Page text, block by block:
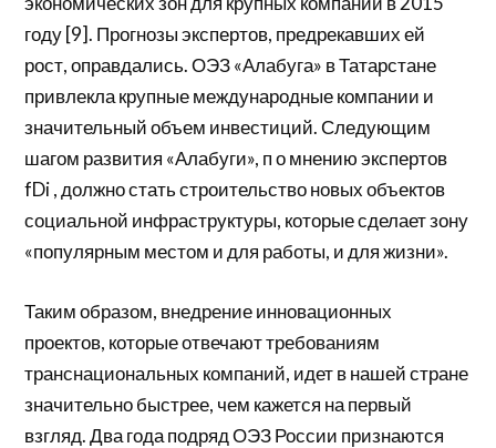
году [9]. Прогнозы экспертов, предрекавших ей
рост, оправдались. ОЭЗ «Алабуга» в Татарстане
привлекла крупные международные компании и
значительный объем инвестиций. Следующим
шагом развития «Алабуги», п о мнению экспертов
fDi , должно стать строительство новых объектов
социальной инфраструктуры, которые сделает зону
«популярным местом и для работы, и для жизни».
Таким образом, внедрение инновационных
проектов, которые отвечают требованиям
транснациональных компаний, идет в нашей стране
значительно быстрее, чем кажется на первый
взгляд. Два года подряд ОЭЗ России признаются